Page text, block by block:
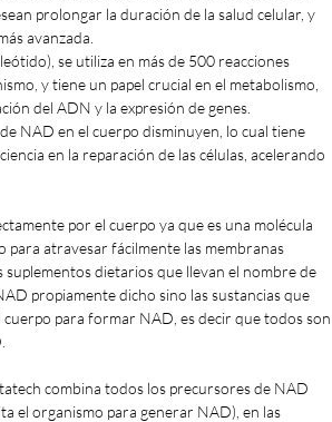
prolongar la duración de la salud celular, y
avanzada.
se utiliza en más de 500 reacciones
y tiene un papel crucial en el metabolismo,
del ADN y la expresión de genes.
NAD en el cuerpo disminuyen, lo cual tiene
en la reparación de las células, acelerando
por el cuerpo ya que es una molécula
para atravesar fácilmente las membranas
suplementos dietarios que llevan el nombre de
propiamente dicho sino las sustancias que
para formar NAD, es decir que todos son
combina todos los precursores de NAD
el organismo para generar NAD), en las